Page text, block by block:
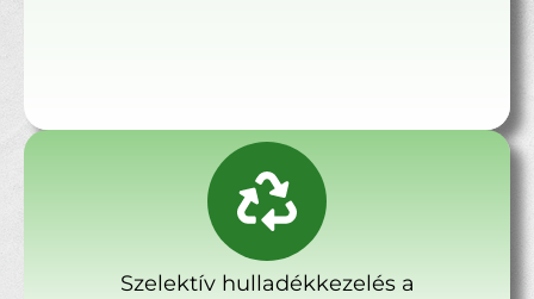
Szelektív hulladékkezelés a